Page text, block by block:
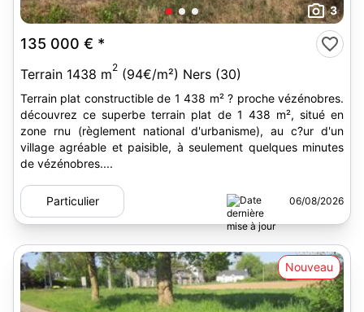
3
135 000 € *
Terrain 1438 m2 (94€/m²) Ners (30)
Terrain plat constructible de 1 438 m² ? proche vézénobres.
découvrez ce superbe terrain plat de 1 438 m², situé en
zone rnu (règlement national d'urbanisme), au c?ur d'un
village agréable et paisible, à seulement quelques minutes
de vézénobres....
Particulier 06/08/2026
Nouveau